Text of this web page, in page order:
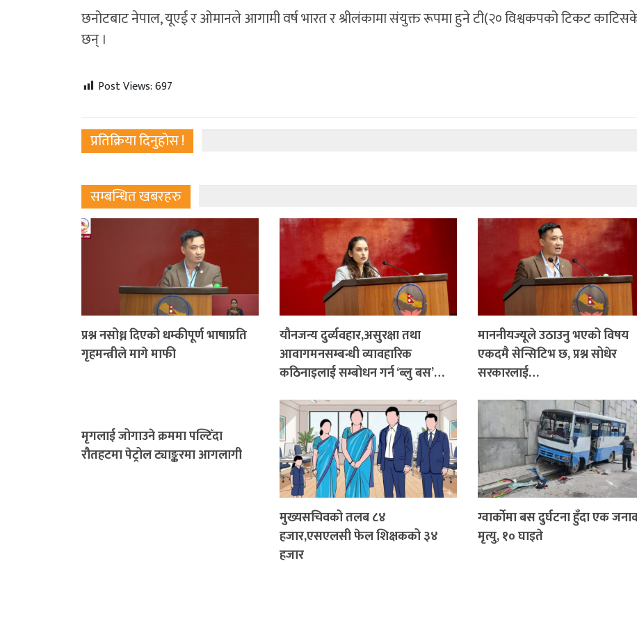
छनोटबाट नेपाल, यूएई र ओमानले आगामी वर्ष भारत र श्रीलंकामा संयुक्त रूपमा हुने टी(२० विश्वकपको टिकट
छन् ।
Post Views:697
प्रतिक्रिया दिनुहोस !
सम्बन्धित खबरहरु
प्रश्न नसोध्न दिएको धम्कीपूर्ण भाषाप्रति
गृहमन्त्रीले मागे माफी
यौनजन्य दुर्व्यवहार,असुरक्षा तथा
आवागमनसम्बन्धी व्यावहारिक
कठिनाइलाई सम्बोधन गर्न ‘ब्लु बस’…
माननीयज्यूले उठाउनु भएको विषय
एकदमै सेन्सिटिभ छ, प्रश्न सोधेर
सरकारलाई…
मृगलाई जोगाउने क्रममा पल्टिँदा
रौतहटमा पेट्रोल ट्याङ्करमा आगलागी
मुख्यसचिवको तलब ८४
हजार,एसएलसी फेल शिक्षकको ३४
हजार
ग्वार्कोमा बस दुर्घटना हुँदा एक
मृत्यु, १० घाइते